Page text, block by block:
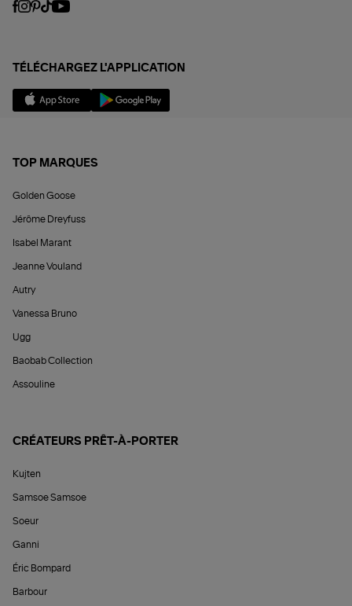
TÉLÉCHARGEZ L'APPLICATION
TOP MARQUES
Golden Goose
Jérôme Dreyfuss
Isabel Marant
Jeanne Vouland
Autry
Vanessa Bruno
Ugg
Baobab Collection
Assouline
CRÉATEURS PRÊT-À-PORTER
Kujten
Samsoe Samsoe
Soeur
Ganni
Éric Bompard
Barbour